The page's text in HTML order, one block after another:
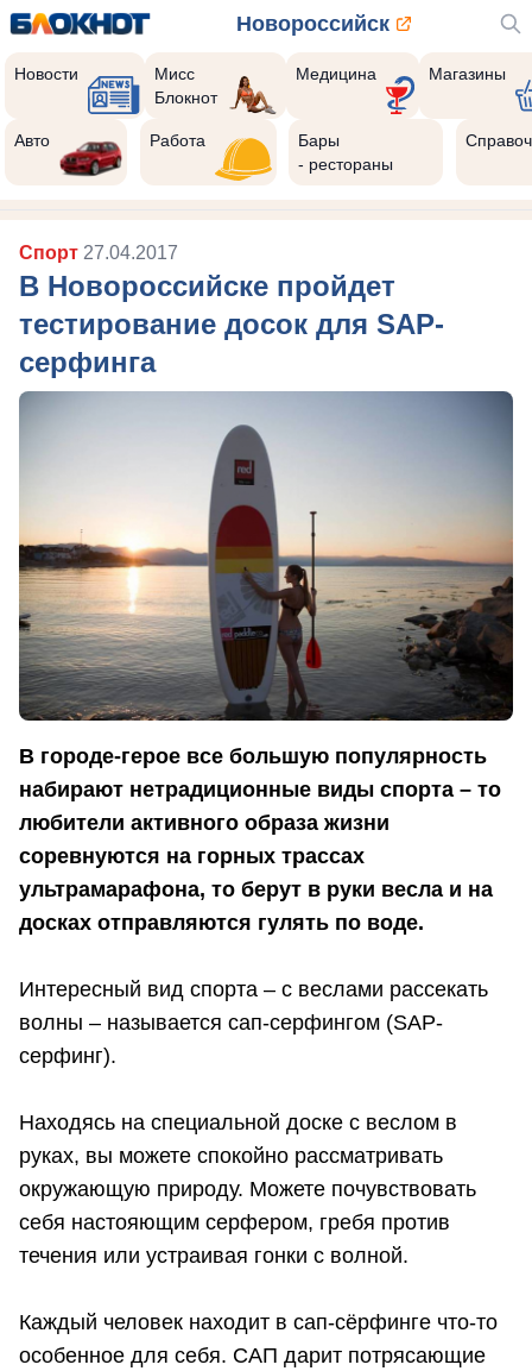
Новороссийск
Новости
Мисс
Блокнот
Медицина Магазины
Авто Работа
Бары
- рестораны
Спорт 27.04.2017
В Новороссийске пройдет
тестирование досок для SAP-
серфинга
В городе-герое все большую популярность
набирают нетрадиционные виды спорта – то
любители активного образа жизни
соревнуются на горных трассах
ультрамарафона, то берут в руки весла и на
досках отправляются гулять по воде.
Интересный вид спорта – с веслами рассекать
волны – называется сап-серфингом (SAP-
серфинг).
Находясь на специальной доске с веслом в
руках, вы можете спокойно рассматривать
окружающую природу. Можете почувствовать
себя настояющим серфером, гребя против
течения или устраивая гонки с волной.
Каждый человек находит в сап-сёрфинге что-то
особенное для себя. САП дарит потрясающие